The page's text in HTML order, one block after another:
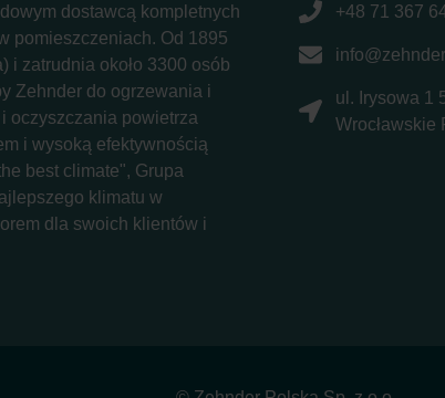
dostawcą kompletnych
pomieszczeniach. Od 1895
i zatrudnia około 3300 osób
Zehnder do ogrzewania i
oczyszczania powietrza
i wysoką efektywnością
best climate", Grupa
klimatu w
dla swoich klientów i
+48 71 367
ul. Irysowa 1
Wrocławskie